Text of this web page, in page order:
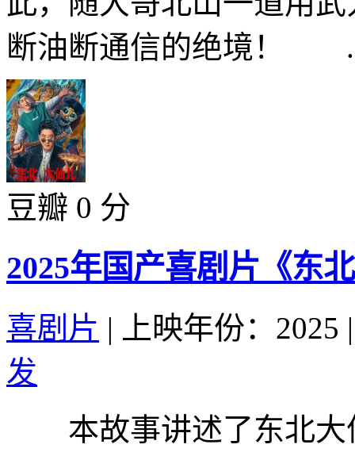
断油断通信的绝境！
豆瓣 0 分
2025年国产喜剧片《东
喜剧片 | 上映年份：2025 |
发
本故事讲述了东北大